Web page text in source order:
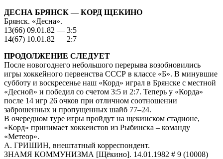
ДЕСНА БРЯНСК — КОРД ЩЕКИНО
Брянск. «Десна».
13(66) 09.01.82 — 3:5
14(67) 10.01.82 — 2:7
ПРОДОЛЖЕНИЕ СЛЕДУЕТ
После новогоднего небольшого перерыва возобновились
игры хоккейного первенства СССР в классе «Б». В минувшие
субботу и воскресенье наш «Корд» играл в Брянске с местной
«Десной» и победил со счетом 3:5 и 2:7. Теперь у «Корда»
после 14 игр 26 очков при отличном соотношении
заброшенных и пропущенных шайб 77–24.
В очередном туре игры пройдут на щекинском стадионе,
«Корд» принимает хоккеистов из Рыбинска – команду
«Метеор».
А. ГРИШИН, внештатный корреспондент.
ЗНАМЯ КОММУНИЗМА [Щёкино]. 14.01.1982 # 9 (10008)